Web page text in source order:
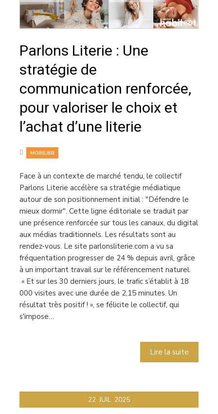
Parlons Literie : Une
stratégie de
communication renforcée,
pour valoriser le choix et
l’achat d’une literie
MOBILIER
Face à un contexte de marché tendu, le collectif
Parlons Literie accélère sa stratégie médiatique
autour de son positionnement initial : "Défendre le
mieux dormir". Cette ligne éditoriale se traduit par
une présence renforcée sur tous les canaux, du digital
aux médias traditionnels. Les résultats sont au
rendez-vous. Le site parlonsliterie.com a vu sa
fréquentation progresser de 24 % depuis avril, grâce
à un important travail sur le référencement naturel.
« Et sur les 30 derniers jours, le trafic s’établit à 18
000 visites avec une durée de 2,15 minutes. Un
résultat très positif ! », se félicite le collectif, qui
s'impose…
Lire la suite
22 JUIL 2025